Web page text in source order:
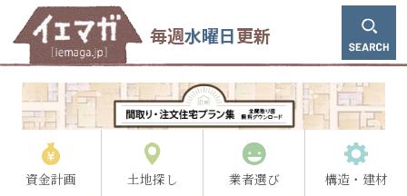
毎週水曜日更新
資金計画 土地探し 業者選び 構造・建材